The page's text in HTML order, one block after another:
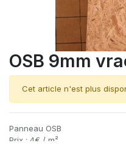
OSB 9mm
Cet article n'est plus
Panneau OSB
Prix : 4€ / m²